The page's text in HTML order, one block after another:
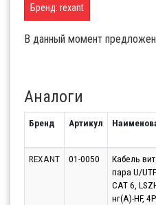
Бренд: rexant
В данный момент
Аналоги
Бренд Артикул
REXANT 01-0050
Кабель
пара U/
CAT 6,
нг(А)-HF,